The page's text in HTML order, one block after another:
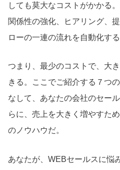
しても莫大なコストがかかる
関係性の強化、ヒアリング、
ローの一連の流れを自動化す
つまり、最少のコストで、大
きる。ここでご紹介する７つ
なして、あなたの会社のセー
らに、売上を大きく増やすた
のノウハウだ。
あなたが、WEBセールスに悩